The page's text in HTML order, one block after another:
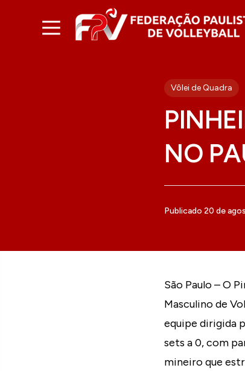
Vôlei de Quadra
NO
Publicado 20 de
São Paulo – O
Masculino de
equipe dirigida
sets a 0, com
mineiro que